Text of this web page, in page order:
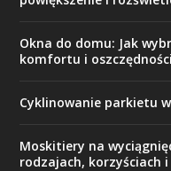
Okna do domu: Jak
komfortu i
Cyklinowanie parkietu
Moskitiery na
rodzajach, korzyściach